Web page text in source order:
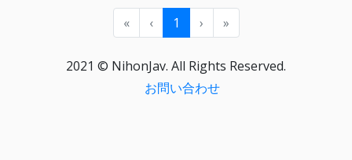
« ‹ 1 › »
2021 © NihonJav. All Rights Reserved.
お問い合わせ